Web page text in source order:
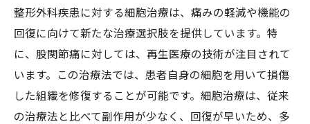
整形外科疾患に対する細胞治療は、痛みの軽減や機能の
回復に向けて新たな治療選択肢を提供しています。特
に、股関節痛に対しては、再生医療の技術が注目されて
います。この治療法では、患者自身の細胞を用いて損傷
した組織を修復することが可能です。細胞治療は、従来
の治療法と比べて副作用が少なく、回復が早いため、多